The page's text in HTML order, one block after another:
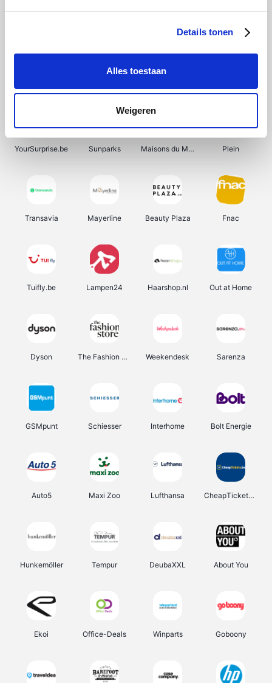
Details tonen
Alles toestaan
Weigeren
Shein Get Your Guide Bergfreunde Pazzox
YourSurprise.be Sunparks Maisons du Monde Plein
Transavia Mayerline Beauty Plaza Fnac
Tuifly.be Lampen24 Haarshop.nl Out at Home
Dyson The Fashion Store Weekendesk Sarenza
GSMpunt Schiesser Interhome Bolt Energie
Auto5 Maxi Zoo Lufthansa CheapTickets.be
Hunkemöller Tempur DeubaXXL About You
Ekoi Office-Deals Winparts Goboony